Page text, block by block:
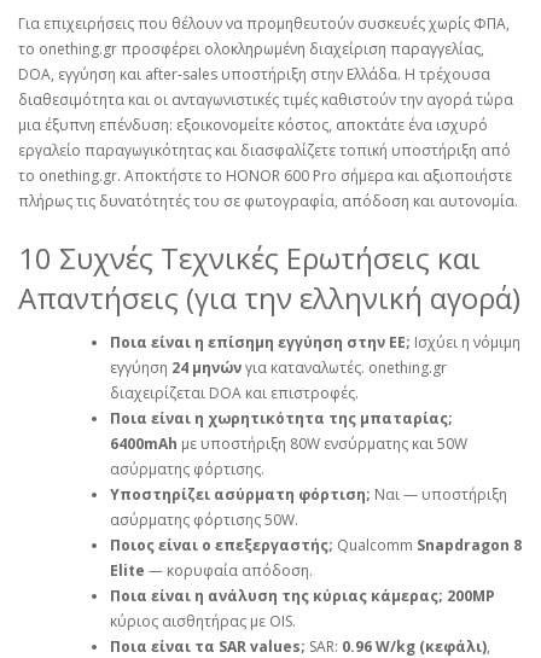
Για επιχειρήσεις που θέλουν να προμηθευτούν συσκευές χωρίς ΦΠΑ,
το onething.gr προσφέρει ολοκληρωμένη διαχείριση παραγγελίας,
DOA, εγγύηση και after‑sales υποστήριξη στην Ελλάδα. Η τρέχουσα
διαθεσιμότητα και οι ανταγωνιστικές τιμές καθιστούν την αγορά τώρα
μια έξυπνη επένδυση: εξοικονομείτε κόστος, αποκτάτε ένα ισχυρό
εργαλείο παραγωγικότητας και διασφαλίζετε τοπική υποστήριξη από
το onething.gr. Αποκτήστε το HONOR 600 Pro σήμερα και αξιοποιήστε
πλήρως τις δυνατότητές του σε φωτογραφία, απόδοση και αυτονομία.
10 Συχνές Τεχνικές Ερωτήσεις και
Απαντήσεις (για την ελληνική αγορά)
Ποια είναι η επίσημη εγγύηση στην ΕΕ; Ισχύει η νόμιμη
εγγύηση 24 μηνώνγια καταναλωτές. onething.gr
διαχειρίζεται DOA και επιστροφές.
Ποια είναι η χωρητικότητα της μπαταρίας;
6400mAh με υποστήριξη 80W ενσύρματης και 50W
ασύρματης φόρτισης.
Υποστηρίζει ασύρματη φόρτιση; Ναι — υποστήριξη
ασύρματης φόρτισης 50W.
Ποιος είναι ο επεξεργαστής; Qualcomm Snapdragon 8
Elite — κορυφαία απόδοση.
Ποια είναι η ανάλυση της κύριας κάμερας; 200MP
κύριος αισθητήρας με OIS.
Ποια είναι τα SAR values; SAR: 0.96 W/kg (κεφάλι),